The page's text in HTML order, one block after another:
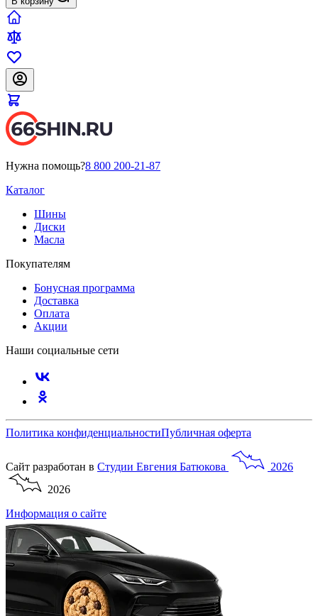
Нужна помощь?8 800 200-21-87
Каталог
Шины
Диски
Масла
Покупателям
Бонусная программа
Доставка
Оплата
Акции
Наши социальные сети
Политика конфиденциальностиПубличная оферта
Сайт разработан в Студии Евгения Батюкова
2026
2026
Информация о сайте